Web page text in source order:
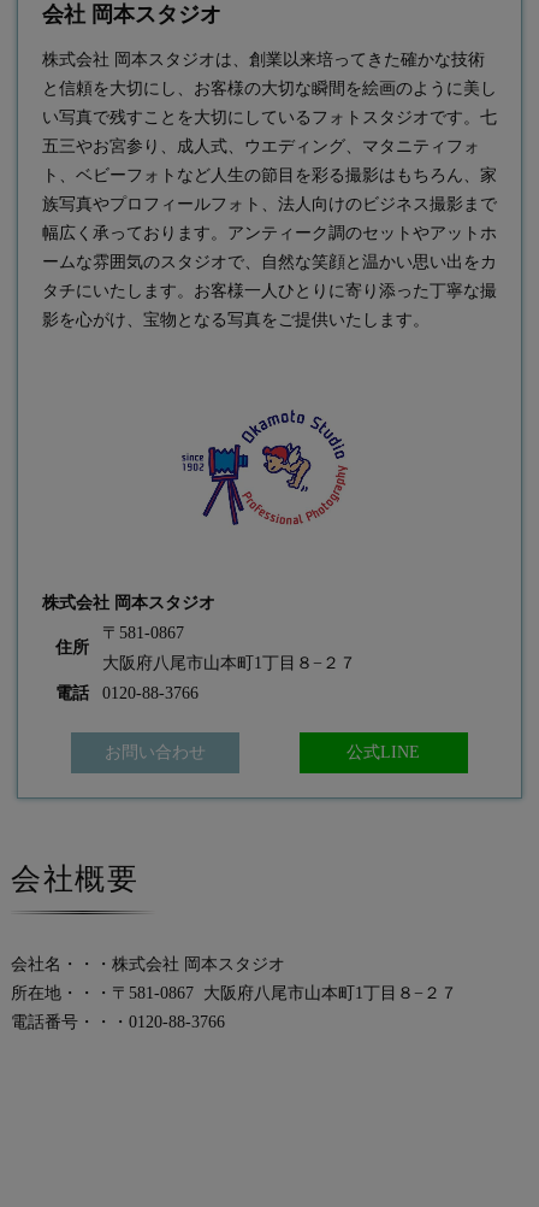
会社 岡本スタジオ
株式会社 岡本スタジオは、創業以来培ってきた確かな技術
と信頼を大切にし、お客様の大切な瞬間を絵画のように美し
い写真で残すことを大切にしている フォトスタジオです。七
五三やお宮参り、成人式、ウエディング、マタニティフォ
ト、ベビーフォトなど人生の節目を彩る撮影はもちろん、家
族写真やプロフィールフォト、法人向けのビジネス撮影まで
幅広く承っております。アンティーク調のセットやアットホ
ームな雰囲気のスタジオで、自然な笑顔と温かい思い出をカ
タチにいたします。お客様一人ひとりに寄り添った丁寧な撮
影を心がけ、宝物となる写真をご提供いたします。
株式会社 岡本スタジオ
住所
〒581-0867
大阪府八尾市山本町1丁目８−２７
電話
0120-88-3766
お問い合わせ 公式LINE
会社概要
会社名・・・株式会社 岡本スタジオ
所在地・・・〒581-0867 大阪府八尾市山本町1丁目８−２７
電話番号・・・0120-88-3766